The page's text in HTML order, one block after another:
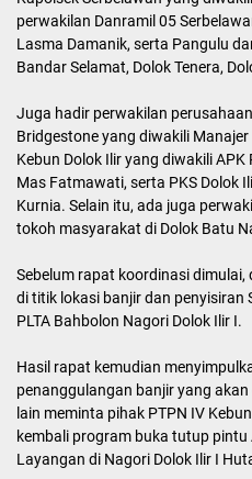
perwakilan Danramil 05
Lasma Damanik, serta Pangulu
Bandar Selamat, Dolok Tenera,
Juga hadir perwakilan
Bridgestone yang diwakili
Kebun Dolok Ilir yang diwakili
Mas Fatmawati, serta PKS Dolok
Kurnia. Selain itu, ada juga
tokoh masyarakat di Dolok Batu
Sebelum rapat koordinasi
di titik lokasi banjir dan penyisiran
PLTA Bahbolon Nagori Dolok Ilir I.
Hasil rapat kemudian
penanggulangan banjir yang
lain meminta pihak PTPN IV
kembali program buka tutup pintu
Layangan di Nagori Dolok Ilir I